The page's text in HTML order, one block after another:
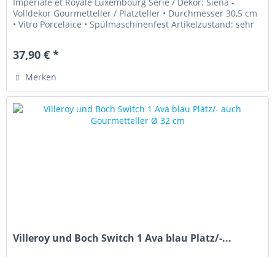
Volldekor Gourmetteller / Platzteller • Durchmesser 30,5 cm
• Vitro Porcelaice • Spülmaschinenfest Artikelzustand: sehr
37,90 € *
Merken
Villeroy und Boch Switch 1 Ava blau Platz/-...